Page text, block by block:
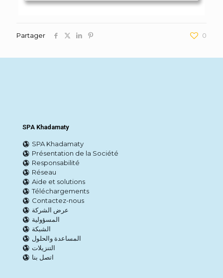
Partager 0
SPA Khadamaty
SPA Khadamaty
Présentation de la Société
Responsabilité
Réseau
Aide et solutions
Téléchargements
Contactez-nous
عرض الشركة
المسؤولية
الشبكة
المساعدة والحلول
التنزيلات
اتصل بنا